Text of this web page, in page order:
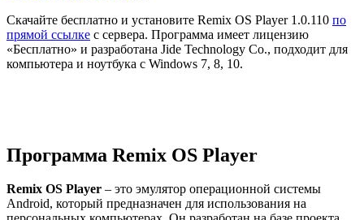
Скачайте бесплатно и установите Remix OS Player 1.0.110 по
прямой ссылке с сервера. Программа имеет лицензию
«Бесплатно» и разработана Jide Technology Co., подходит для
компьютера и ноутбука с Windows 7, 8, 10.
Программа Remix OS Player
Remix OS Player – это эмулятор операционной системы
Android, который предназначен для использования на